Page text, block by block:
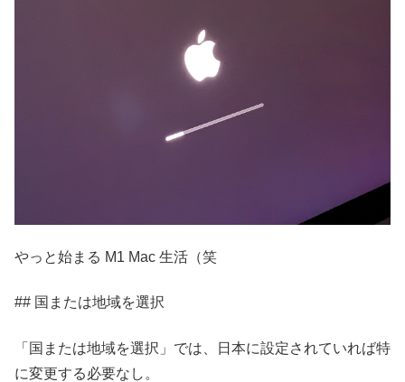
やっと始まる M1 Mac 生活（笑
## 国または地域を選択
「国または地域を選択」では、日本に設定されていれば特
に変更する必要なし。